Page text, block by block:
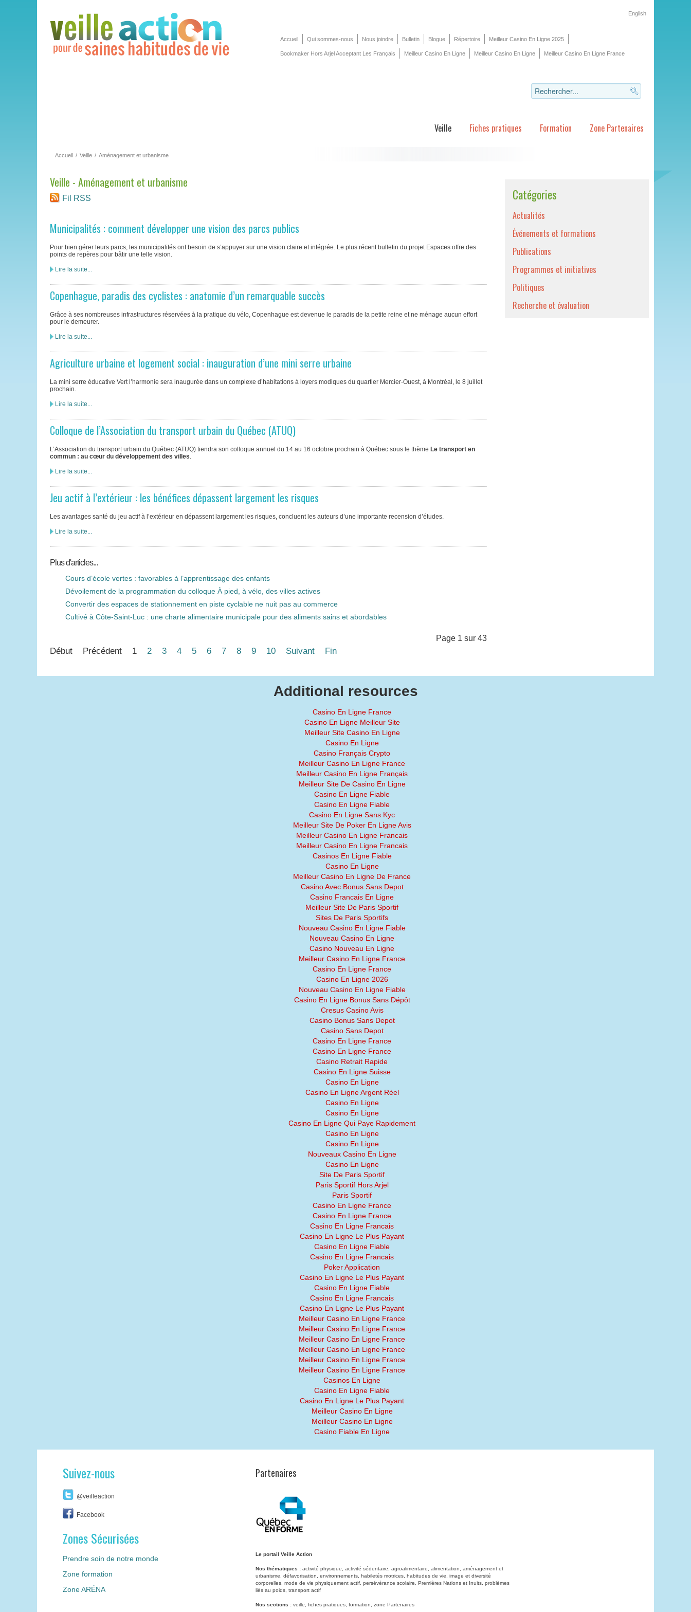
English
Accueil Qui sommes-nous Nous joindre Bulletin Blogue Répertoire Meilleur Casino En Ligne 2025
Bookmaker Hors Arjel Acceptant Les Français Meilleur Casino En Ligne Meilleur Casino En Ligne Meilleur Casino En Ligne France
Veille Fiches pratiques Formation Zone Partenaires
Accueil / Veille / Aménagement et urbanisme
Veille - Aménagement et urbanisme
Fil RSS
Municipalités : comment développer une vision des parcs publics
Pour bien gérer leurs parcs, les municipalités ont besoin de s’appuyer sur une vision claire et intégrée. Le plus récent bulletin du projet Espaces offre des
points de repères pour bâtir une telle vision.
Lire la suite...
Copenhague, paradis des cyclistes : anatomie d’un remarquable succès
Grâce à ses nombreuses infrastructures réservées à la pratique du vélo, Copenhague est devenue le paradis de la petite reine et ne ménage aucun effort
pour le demeurer.
Lire la suite...
Agriculture urbaine et logement social : inauguration d’une mini serre urbaine
La mini serre éducative Vert l’harmonie sera inaugurée dans un complexe d’habitations à loyers modiques du quartier Mercier-Ouest, à Montréal, le 8 juillet
prochain.
Lire la suite...
Colloque de l’Association du transport urbain du Québec (ATUQ)
L’Association du transport urbain du Québec (ATUQ) tiendra son colloque annuel du 14 au 16 octobre prochain à Québec sous le thème Le transport en
commun : au cœur du développement des villes.
Lire la suite...
Jeu actif à l’extérieur : les bénéfices dépassent largement les risques
Les avantages santé du jeu actif à l’extérieur en dépassent largement les risques, concluent les auteurs d’une importante recension d’études.
Lire la suite...
Plus d'articles...
Cours d’école vertes : favorables à l’apprentissage des enfants
Dévoilement de la programmation du colloque À pied, à vélo, des villes actives
Convertir des espaces de stationnement en piste cyclable ne nuit pas au commerce
Cultivé à Côte-Saint-Luc : une charte alimentaire municipale pour des aliments sains et abordables
Page 1 sur 43
Début Précédent 1 2 3 4 5 6 7 8 9 10 Suivant Fin
Catégories
Actualités
Événements et formations
Publications
Programmes et initiatives
Politiques
Recherche et évaluation
Additional resources
Casino En Ligne France
Casino En Ligne Meilleur Site
Meilleur Site Casino En Ligne
Casino En Ligne
Casino Français Crypto
Meilleur Casino En Ligne France
Meilleur Casino En Ligne Français
Meilleur Site De Casino En Ligne
Casino En Ligne Fiable
Casino En Ligne Fiable
Casino En Ligne Sans Kyc
Meilleur Site De Poker En Ligne Avis
Meilleur Casino En Ligne Francais
Meilleur Casino En Ligne Francais
Casinos En Ligne Fiable
Casino En Ligne
Meilleur Casino En Ligne De France
Casino Avec Bonus Sans Depot
Casino Francais En Ligne
Meilleur Site De Paris Sportif
Sites De Paris Sportifs
Nouveau Casino En Ligne Fiable
Nouveau Casino En Ligne
Casino Nouveau En Ligne
Meilleur Casino En Ligne France
Casino En Ligne France
Casino En Ligne 2026
Nouveau Casino En Ligne Fiable
Casino En Ligne Bonus Sans Dépôt
Cresus Casino Avis
Casino Bonus Sans Depot
Casino Sans Depot
Casino En Ligne France
Casino En Ligne France
Casino Retrait Rapide
Casino En Ligne Suisse
Casino En Ligne
Casino En Ligne Argent Réel
Casino En Ligne
Casino En Ligne
Casino En Ligne Qui Paye Rapidement
Casino En Ligne
Casino En Ligne
Nouveaux Casino En Ligne
Casino En Ligne
Site De Paris Sportif
Paris Sportif Hors Arjel
Paris Sportif
Casino En Ligne France
Casino En Ligne France
Casino En Ligne Francais
Casino En Ligne Le Plus Payant
Casino En Ligne Fiable
Casino En Ligne Francais
Poker Application
Casino En Ligne Le Plus Payant
Casino En Ligne Fiable
Casino En Ligne Francais
Casino En Ligne Le Plus Payant
Meilleur Casino En Ligne France
Meilleur Casino En Ligne France
Meilleur Casino En Ligne France
Meilleur Casino En Ligne France
Meilleur Casino En Ligne France
Meilleur Casino En Ligne France
Casinos En Ligne
Casino En Ligne Fiable
Casino En Ligne Le Plus Payant
Meilleur Casino En Ligne
Meilleur Casino En Ligne
Casino Fiable En Ligne
Suivez-nous
@veilleaction
Facebook
Zones Sécurisées
Prendre soin de notre monde
Zone formation
Zone ARÉNA
Partenaires
Le portail Veille Action
Nos thématiques : activité physique, activité sédentaire, agroalimentaire, alimentation, aménagement et
urbanisme, défavorisation, environnements, habiletés motrices, habitudes de vie, image et diversité
corporelles, mode de vie physiquement actif, persévérance scolaire, Premières Nations et Inuits, problèmes
liés au poids, transport actif
Nos sections : veille, fiches pratiques, formation, zone Partenaires